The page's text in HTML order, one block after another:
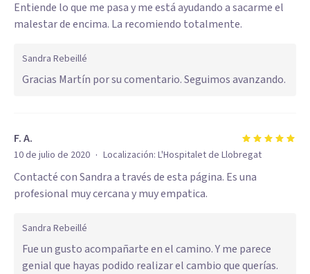
Entiende lo que me pasa y me está ayudando a sacarme el
malestar de encima. La recomiendo totalmente.
Sandra Rebeillé
Gracias Martín por su comentario. Seguimos avanzando.
F. A.
10 de julio de 2020 · Localización: L'Hospitalet de Llobregat
Contacté con Sandra a través de esta página. Es una
profesional muy cercana y muy empatica.
Sandra Rebeillé
Fue un gusto acompañarte en el camino. Y me parece
genial que hayas podido realizar el cambio que querías.